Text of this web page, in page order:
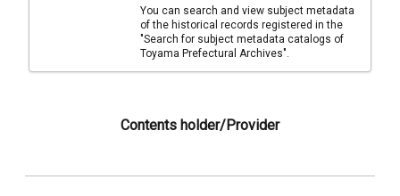
You can search and view subject metadata
of the historical records registered in the
"Search for subject metadata catalogs of
Toyama Prefectural Archives".
Contents holder/Provider